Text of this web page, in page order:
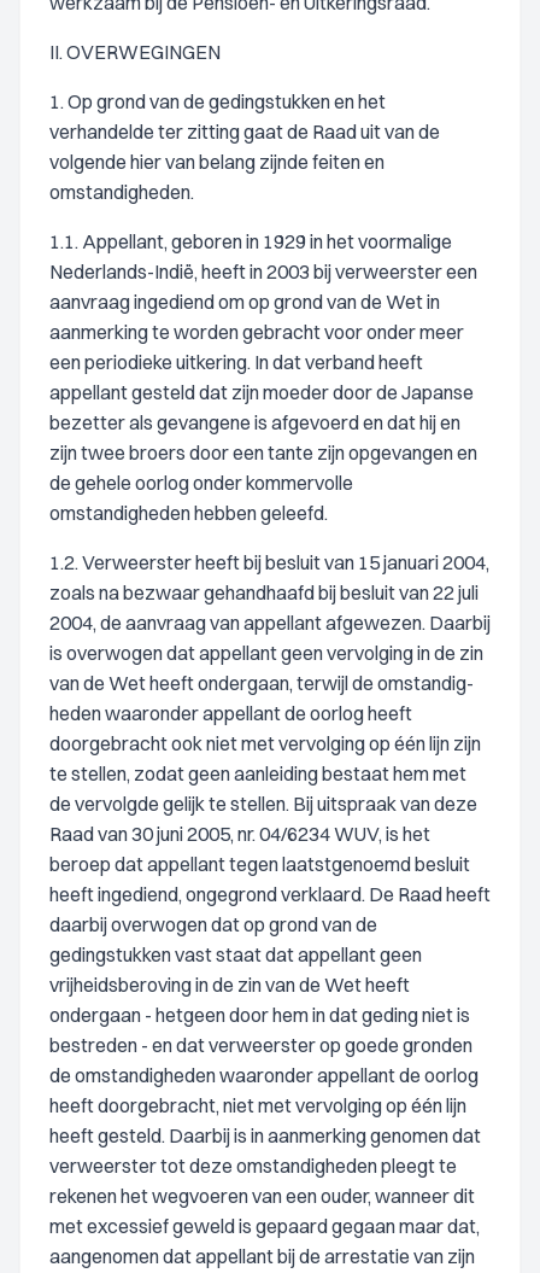
II. OVERWEGINGEN
1. Op grond van de gedingstukken en het
verhandelde ter zitting gaat de Raad uit van de
volgende hier van belang zijnde feiten en
omstandigheden.
1.1. Appellant, geboren in 1929 in het voormalige
Nederlands-Indië, heeft in 2003 bij verweerster een
aanvraag ingediend om op grond van de Wet in
aanmerking te worden gebracht voor onder meer
een periodieke uitkering. In dat verband heeft
appellant gesteld dat zijn moeder door de Japanse
bezetter als gevangene is afgevoerd en dat hij en
zijn twee broers door een tante zijn opgevangen en
de gehele oorlog onder kommervolle
omstandigheden hebben geleefd.
1.2. Verweerster heeft bij besluit van 15 januari 2004,
zoals na bezwaar gehandhaafd bij besluit van 22 juli
2004, de aanvraag van appellant afgewezen. Daarbij
is overwogen dat appellant geen vervolging in de zin
van de Wet heeft ondergaan, terwijl de omstandig-
heden waaronder appellant de oorlog heeft
doorgebracht ook niet met vervolging op één lijn zijn
te stellen, zodat geen aanleiding bestaat hem met
de vervolgde gelijk te stellen. Bij uitspraak van deze
Raad van 30 juni 2005, nr. 04/6234 WUV, is het
beroep dat appellant tegen laatstgenoemd besluit
heeft ingediend, ongegrond verklaard. De Raad heeft
daarbij overwogen dat op grond van de
gedingstukken vast staat dat appellant geen
vrijheidsberoving in de zin van de Wet heeft
ondergaan - hetgeen door hem in dat geding niet is
bestreden - en dat verweerster op goede gronden
de omstandigheden waaronder appellant de oorlog
heeft doorgebracht, niet met vervolging op één lijn
heeft gesteld. Daarbij is in aanmerking genomen dat
verweerster tot deze omstandigheden pleegt te
rekenen het wegvoeren van een ouder, wanneer dit
met excessief geweld is gepaard gegaan maar dat,
aangenomen dat appellant bij de arrestatie van zijn